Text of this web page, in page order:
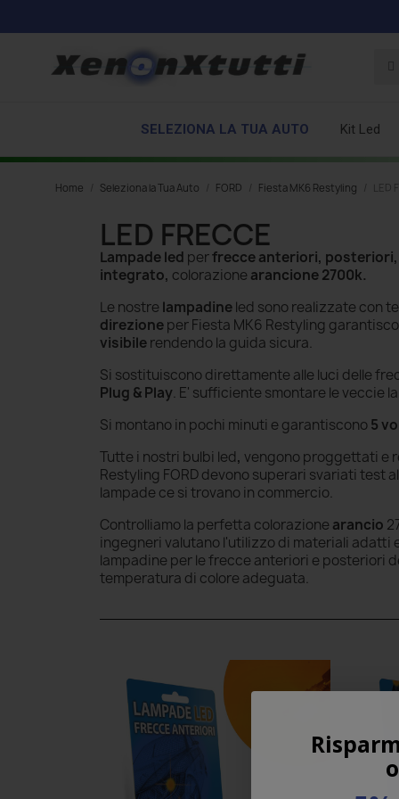
SELEZIONA LA TUA AUTO Kit Led
Home Seleziona la Tua Auto FORD Fiesta MK6 Restyling LED
LED FRECCE
Lampade led perfrecce anteriori,
integrato, colorazione arancione 2700k.
Le nostre lampadineled sono realizzate con
direzioneper Fiesta MK6 Restyling
visibilerendendo la guida sicura.
Si sostituiscono direttamente alle luci delle
Plug & Play. E' sufficiente smontare le veccie
Si montano in pochi minuti e garantiscono5
Tutte i nostri bulbi led, vengono proggettati e
Restyling FORD devono superari svariati test
lampade ce si trovano in commercio.
Controlliamo la perfetta colorazione arancio
ingegneri valutano l'utilizzo di materiali adatti
lampadine per le frecce anteriori e posteriori
temperatura di colore adeguata.